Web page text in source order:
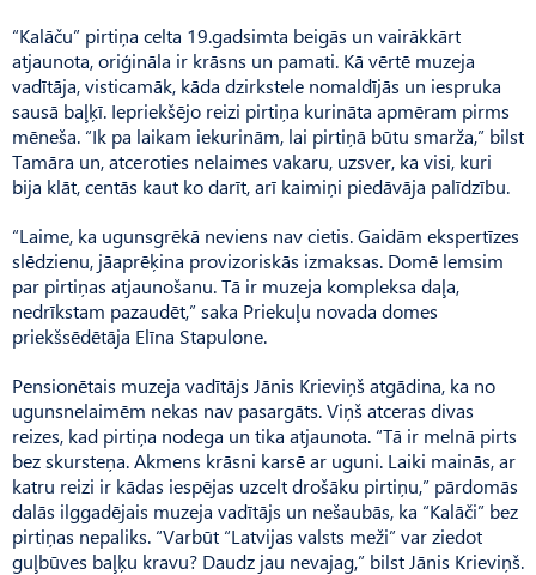
“Kalāču” pirtiņa celta 19.gadsimta beigās un vairākkārt
atjaunota, oriģināla ir krāsns un pamati. Kā vērtē muzeja
vadītāja, visticamāk, kāda dzirkstele nomaldījās un iespruka
sausā baļķī. Iepriekšējo reizi pirtiņa kurināta apmēram pirms
mēneša. “Ik pa laikam iekurinām, lai pirtiņā būtu smarža,” bilst
Tamāra un, atceroties nelaimes vakaru, uzsver, ka visi, kuri
bija klāt, centās kaut ko darīt, arī kaimiņi piedāvāja palīdzību.
“Laime, ka ugunsgrēkā neviens nav cietis. Gaidām ekspertīzes
slēdzienu, jāaprēķina provizoriskās izmaksas. Domē lemsim
par pirtiņas atjaunošanu. Tā ir muzeja kompleksa daļa,
nedrīkstam pazaudēt,” saka Priekuļu novada domes
priekšsēdētāja Elīna Stapulone.
Pensionētais muzeja vadītājs Jānis Krieviņš atgādina, ka no
ugunsnelaimēm nekas nav pasargāts. Viņš atceras divas
reizes, kad pirtiņa nodega un tika atjaunota. “Tā ir melnā pirts
bez skursteņa. Akmens krāsni karsē ar uguni. Laiki mainās, ar
katru reizi ir kādas iespējas uzcelt drošāku pirtiņu,” pārdomās
dalās ilggadējais muzeja vadītājs un nešaubās, ka “Kalāči” bez
pirtiņas nepaliks. “Varbūt “Latvijas valsts meži” var ziedot
guļbūves baļķu kravu? Daudz jau nevajag,” bilst Jānis Krieviņš.